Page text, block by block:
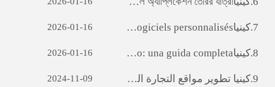
7. كينيا‎ Débloquer le potentiel des entreprises: le pouvoir du développement de logiciels personnalisés 2026-01-16
8. كينيا‎ Sviluppo di siti web per il commercio estero: una guida completa 2026-01-16
9. كينيا‎ تطوير مواقع التجارة الخارجية : A دليل شامل 2024-11-09